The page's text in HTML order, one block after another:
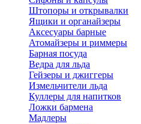
Штопоры и открывалки
Ящики и органайзеры
Аксесуары барные
Атомайзеры и риммеры
Барная посуда
Ведра для льда
Гейзеры и джиггеры
Измельчители льда
Куллеры для напитков
Ложки бармена
Мадлеры